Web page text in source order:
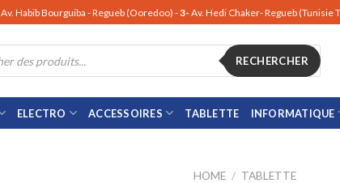
Av. Habib Bourguiba - Regueb (Ooredoo) -3- Av. Hedi Chaker- Regueb (Tunisie
RECHERCHER
ELECTRO ACCESSOIRES TABLETTE INFORMATIQUE
HOME / TABLETTE